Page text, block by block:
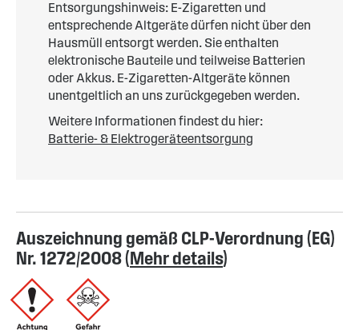
Entsorgungshinweis: E-Zigaretten und
entsprechende Altgeräte dürfen nicht über den
Hausmüll entsorgt werden. Sie enthalten
elektronische Bauteile und teilweise Batterien
oder Akkus. E-Zigaretten-Altgeräte können
unentgeltlich an uns zurückgegeben werden.
Weitere Informationen findest du hier:
Batterie- & Elektrogeräteentsorgung
Auszeichnung gemäß CLP-Verordnung (EG)
Nr. 1272/2008 (Mehr details)